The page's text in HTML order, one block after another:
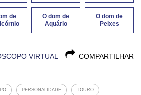
de
O dom de
Aquário
O dom de
Peixes
COMPARTILHAR
VIRTUAL
PERSONALIDADE TOURO